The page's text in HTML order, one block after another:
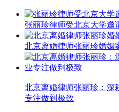
张丽珍律师受北京大学邀
北京离婚律师张丽珍婚姻
北京离婚律师张丽珍：深
专注做到极致